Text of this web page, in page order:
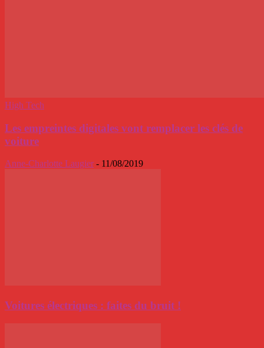
High Tech
Les empreintes digitales vont remplacer les clés de
voiture
Anne-Charlotte Laugier - 11/08/2019
Voitures électriques : faites du bruit !